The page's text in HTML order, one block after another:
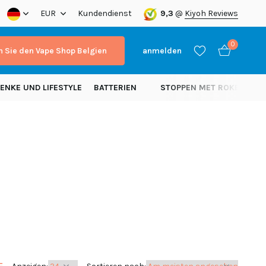
EUR Kundendienst 9,3 @ Kiyoh Reviews
Sie den Vape Shop Belgien anmelden
0
UND LIFESTYLE BATTERIEN STOPPEN MET ROKEN